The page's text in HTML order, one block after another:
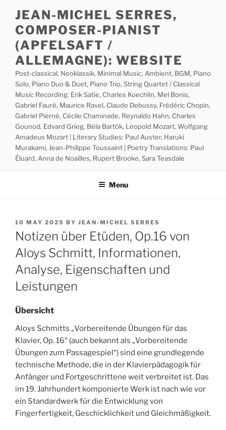
content
JEAN-MICHEL SERRES,
COMPOSER-PIANIST
(APFELSAFT /
ALLEMAGNE): WEBSITE
Post-classical, Neoklassik, Minimal Music, Ambient, BGM, Piano
Solo, Piano Duo & Duet, Piano Trio, String Quartet / Classical
Music Recording: Erik Satie, Charles Koechlin, Mel Bonis,
Gabriel Fauré, Maurice Ravel, Claude Debussy, Frédéric Chopin,
Gabriel Pierné, Cécile Chaminade, Reynaldo Hahn, Charles
Gounod, Edvard Grieg, Béla Bartók, Leopold Mozart, Wolfgang
Amadeus Mozart | Literary Studies: Paul Auster, Haruki
Murakami, Jean-Philippe Toussaint | Poetry Translations: Paul
Éluard, Anna de Noailles, Rupert Brooke, Sara Teasdale
Menu
POSTED
ON
10 MAY 2025 BY JEAN-MICHEL SERRES
Notizen über Etüden, Op.16 von
Aloys Schmitt, Informationen,
Analyse, Eigenschaften und
Leistungen
Übersicht
Aloys Schmitts „Vorbereitende Übungen für das
Klavier, Op. 16“ (auch bekannt als „Vorbereitende
Übungen zum Passagespiel“) sind eine grundlegende
technische Methode, die in der Klavierpädagogik für
Anfänger und Fortgeschrittene weit verbreitet ist. Das
im 19. Jahrhundert komponierte Werk ist nach wie vor
ein Standardwerk für die Entwicklung von
Fingerfertigkeit, Geschicklichkeit und Gleichmäßigkeit.